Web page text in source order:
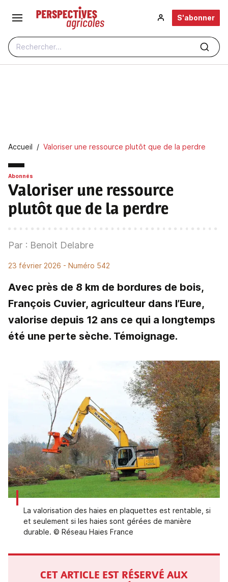
Aller au contenu principal
Rechercher...
S'abonner
Fil d'Ariane
Accueil Valoriser une ressource plutôt que de la perdre
Abonnés
Valoriser une ressource
plutôt que de la perdre
Par : Benoit Delabre
23 février 2026 - Numéro 542
Avec près de 8 km de bordures de bois,
François Cuvier, agriculteur dans l’Eure,
valorise depuis 12 ans ce qui a longtemps
été une perte sèche. Témoignage.
La valorisation des haies en plaquettes est rentable, si
et seulement si les haies sont gérées de manière
durable. © Réseau Haies France
CET ARTICLE EST RÉSERVÉ AUX